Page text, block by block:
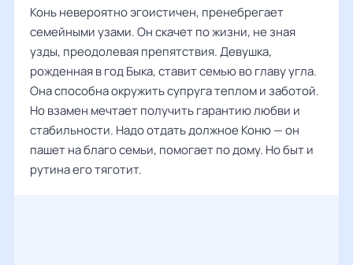
Конь невероятно эгоистичен, пренебрегает
семейными узами. Он скачет по жизни, не зная
узды, преодолевая препятствия. Девушка,
рожденная в год Быка, ставит семью во главу угла.
Она способна окружить супруга теплом и заботой.
Но взамен мечтает получить гарантию любви и
стабильности. Надо отдать должное Коню — он
пашет на благо семьи, помогает по дому. Но быт и
рутина его тяготит.